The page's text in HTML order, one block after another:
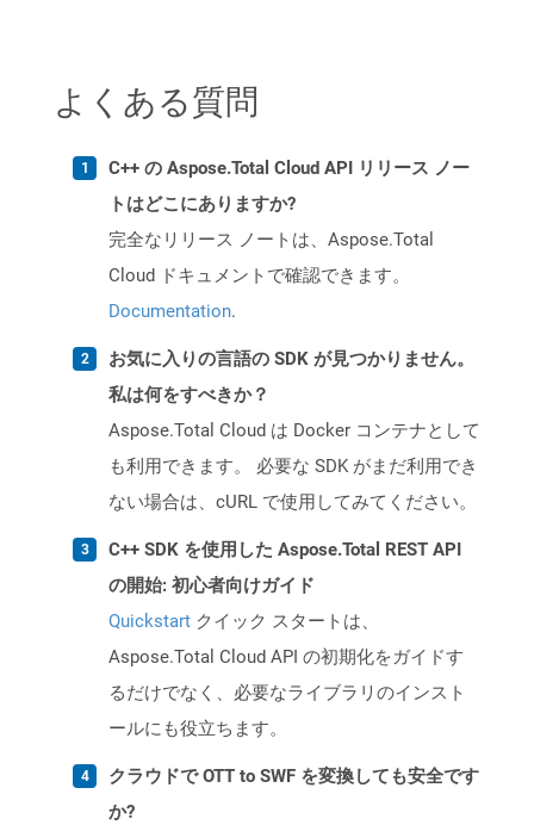
よくある質問
C++ の Aspose.Total Cloud API リリース ノー
トはどこにありますか?
完全なリリース ノートは、Aspose.Total
Cloud ドキュメントで確認できます。
Documentation.
お気に入りの言語の SDK が見つかりません。
私は何をすべきか？
Aspose.Total Cloud は Docker コンテナとして
も利用できます。 必要な SDK がまだ利用でき
ない場合は、cURL で使用してみてください。
C++ SDK を使用した Aspose.Total REST API
の開始: 初心者向けガイド
Quickstart クイック スタートは、
Aspose.Total Cloud API の初期化をガイドす
るだけでなく、必要なライブラリのインスト
ールにも役立ちます。
クラウドで OTT to SWF を変換しても安全です
か?